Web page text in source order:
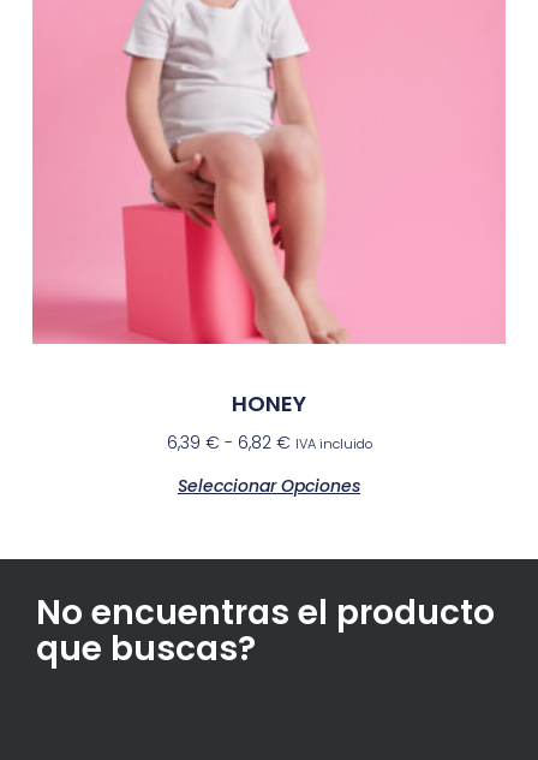
HONEY
6,39 € - 6,82 € IVA incluido
Seleccionar Opciones
No encuentras el producto
que buscas?